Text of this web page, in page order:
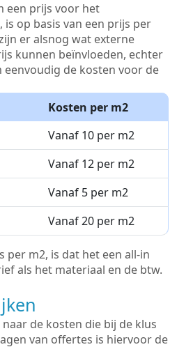
een prijs voor het
op basis van een prijs per
er alsnog wat externe
kunnen beïnvloeden, echter
eenvoudig de kosten voor de
Kosten per m2
Vanaf 10 per m2
Vanaf 12 per m2
Vanaf 5 per m2
Vanaf 20 per m2
per m2, is dat het een all-in
als het materiaal en de btw.
de kosten die bij de klus
van offertes is hiervoor de